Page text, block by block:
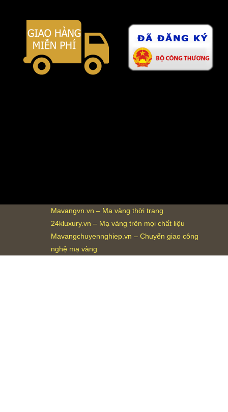
Mavangvn.vn – Mạ vàng thời trang
24kluxury.vn – Mạ vàng trên mọi chất liệu
Mavangchuyennghiep.vn – Chuyển giao công
nghệ mạ vàng